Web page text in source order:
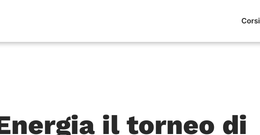
Corsi
il torneo di